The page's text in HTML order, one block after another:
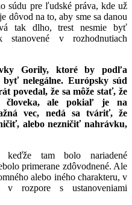
súdu pre ľudské práva, kde už
dôvod na to, aby sme sa danou
tak dlho, trest nesmie byť
v rozhodnutiach
Gorily, ktoré by podľa
nelegálne. Európsky súd
povedal, že sa môže stať, že
človeka, ale pokiaľ je na
vec, nedá sa tváriť, že
alebo nezničiť nahrávku,
keďže tam bolo nariadené
primerane zdôvodnené. Ale
alebo iného charakteru, v
v rozpore s ustanoveniami